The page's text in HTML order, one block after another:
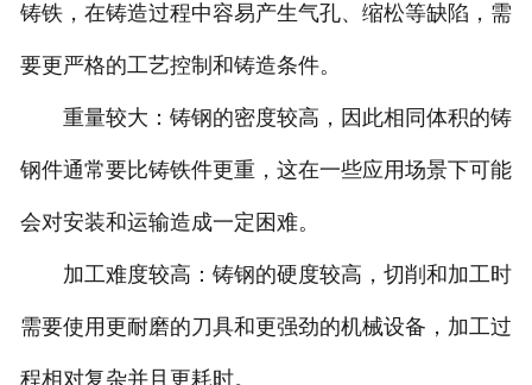
铸铁，在铸造过程中容易产生气孔、缩松等缺陷，需
要更严格的工艺控制和铸造条件。
重量较大：铸钢的密度较高，因此相同体积的铸
钢件通常要比铸铁件更重，这在一些应用场景下可能
会对安装和运输造成一定困难。
加工难度较高：铸钢的硬度较高，切削和加工时
需要使用更耐磨的刀具和更强劲的机械设备，加工过
程相对复杂并且更耗时。